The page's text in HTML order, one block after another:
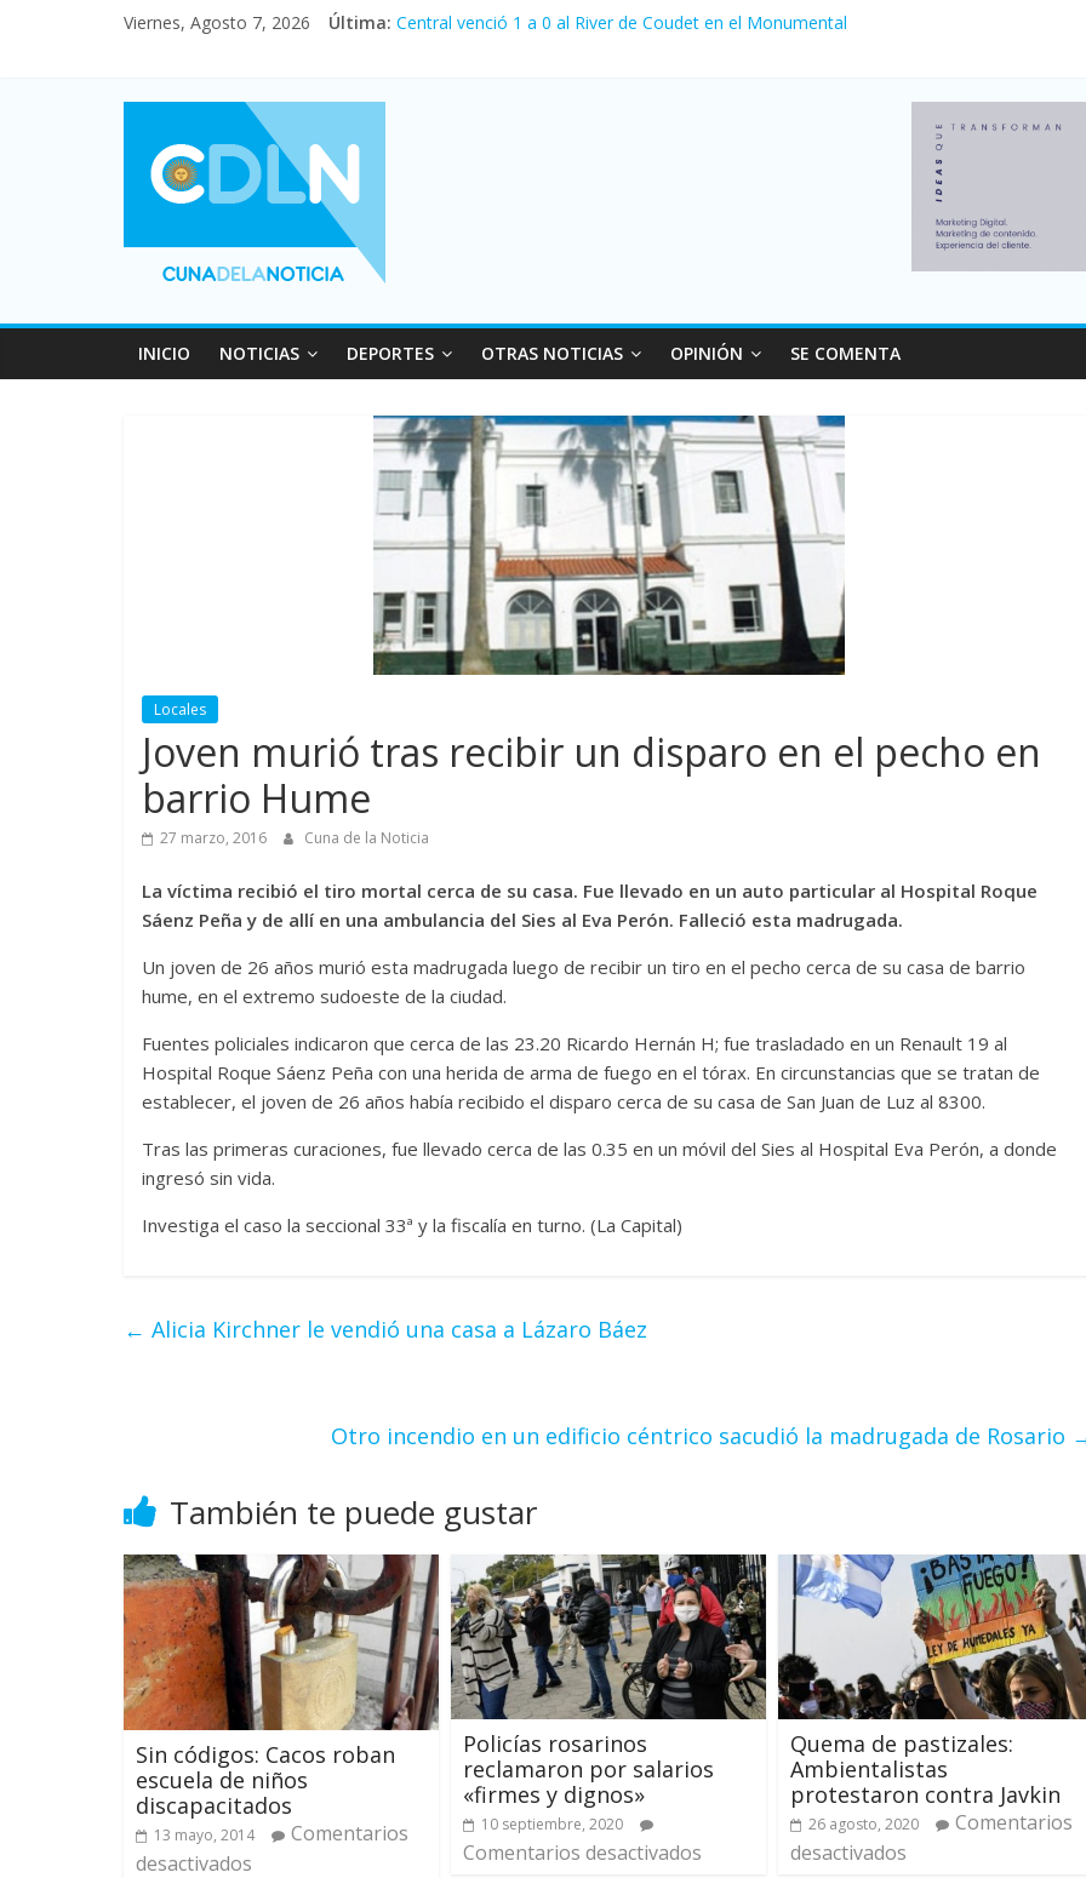
Viernes, Agosto 7, 2026 Última: Central venció 1 a 0 al River de Coudet en el Monumental
Vacaciones de invierno con más movimiento y consumo turístico: 4,6 millones de
Fuerte caída de la venta de autos usados en julio: bajó un 12,6% interanual
INICIO NOTICIAS DEPORTES OTRAS NOTICIAS OPINIÓN SE COMENTA
Locales
Joven murió tras recibir un disparo en el pecho en
barrio Hume
27 marzo, 2016 Cuna de la Noticia
La víctima recibió el tiro mortal cerca de su casa. Fue llevado en un auto particular al Hospital Roque
Sáenz Peña y de allí en una ambulancia del Sies al Eva Perón. Falleció esta madrugada.
Un joven de 26 años murió esta madrugada luego de recibir un tiro en el pecho cerca de su casa de barrio
hume, en el extremo sudoeste de la ciudad.
Fuentes policiales indicaron que cerca de las 23.20 Ricardo Hernán H; fue trasladado en un Renault 19 al
Hospital Roque Sáenz Peña con una herida de arma de fuego en el tórax. En circunstancias que se tratan de
establecer, el joven de 26 años había recibido el disparo cerca de su casa de San Juan de Luz al 8300.
Tras las primeras curaciones, fue llevado cerca de las 0.35 en un móvil del Sies al Hospital Eva Perón, a donde
ingresó sin vida.
Investiga el caso la seccional 33ª y la fiscalía en turno. (La Capital)
← Alicia Kirchner le vendió una casa a Lázaro Báez
Otro incendio en un edificio céntrico sacudió la madrugada de Rosario
También te puede gustar
Sin códigos: Cacos roban
escuela de niños
discapacitados
13 mayo, 2014
Comentarios
desactivados
Policías rosarinos
reclamaron por salarios
«firmes y dignos»
10 septiembre, 2020
Comentarios desactivados
Quema de pastizales:
Ambientalistas
protestaron contra Javkin
26 agosto, 2020
Comentarios
desactivados